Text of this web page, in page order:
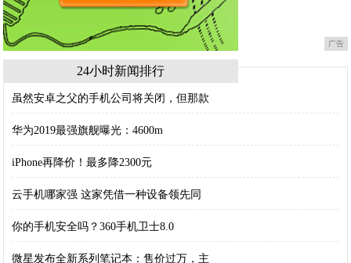
广告
24小时新闻排行
虽然安卓之父的手机公司将关闭，但那款
华为2019最强旗舰曝光：4600m
iPhone再降价！最多降2300元
云手机哪家强 这家凭借一种设备领先同
你的手机安全吗？360手机卫士8.0
微星发布全新系列笔记本：售价过万，主